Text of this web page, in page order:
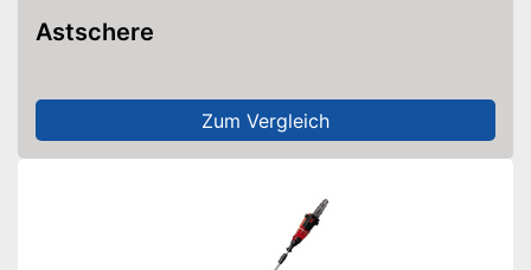
Astschere
Zum Vergleich